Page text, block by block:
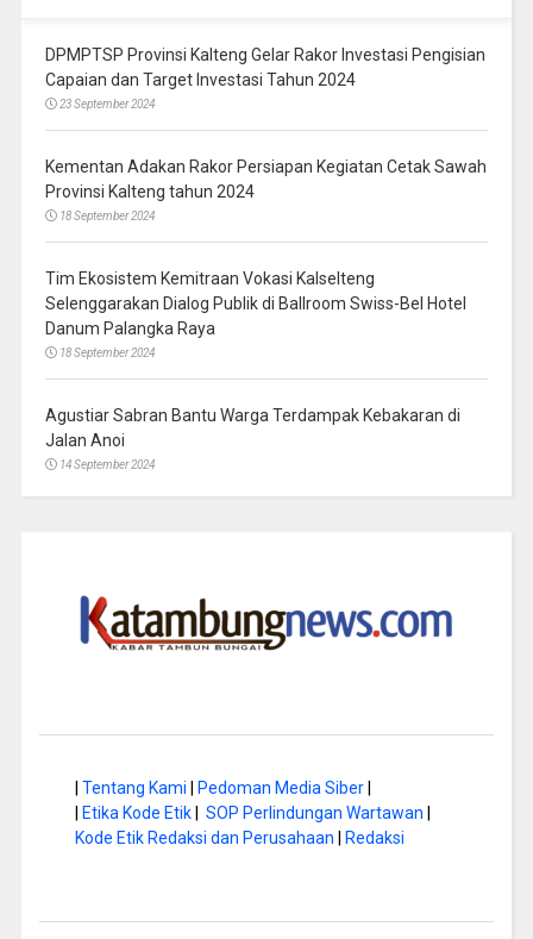
DPMPTSP Provinsi Kalteng Gelar Rakor Investasi Pengisian
Capaian dan Target Investasi Tahun 2024
23 September 2024
Kementan Adakan Rakor Persiapan Kegiatan Cetak Sawah
Provinsi Kalteng tahun 2024
18 September 2024
Tim Ekosistem Kemitraan Vokasi Kalselteng
Selenggarakan Dialog Publik di Ballroom Swiss-Bel Hotel
Danum Palangka Raya
18 September 2024
Agustiar Sabran Bantu Warga Terdampak Kebakaran di
Jalan Anoi
14 September 2024
Tentang Kami Pedoman Media Siber|
Etika Kode Etik| SOP Perlindungan Wartawan
Kode Etik Redaksi dan Perusahaan
Redaksi